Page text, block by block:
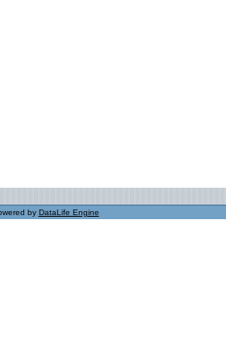
by DataLife Engine